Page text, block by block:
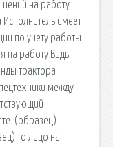
на работу.
имеет
по учету работы
на работу Виды
трактора
между
(образец).
то лицо на